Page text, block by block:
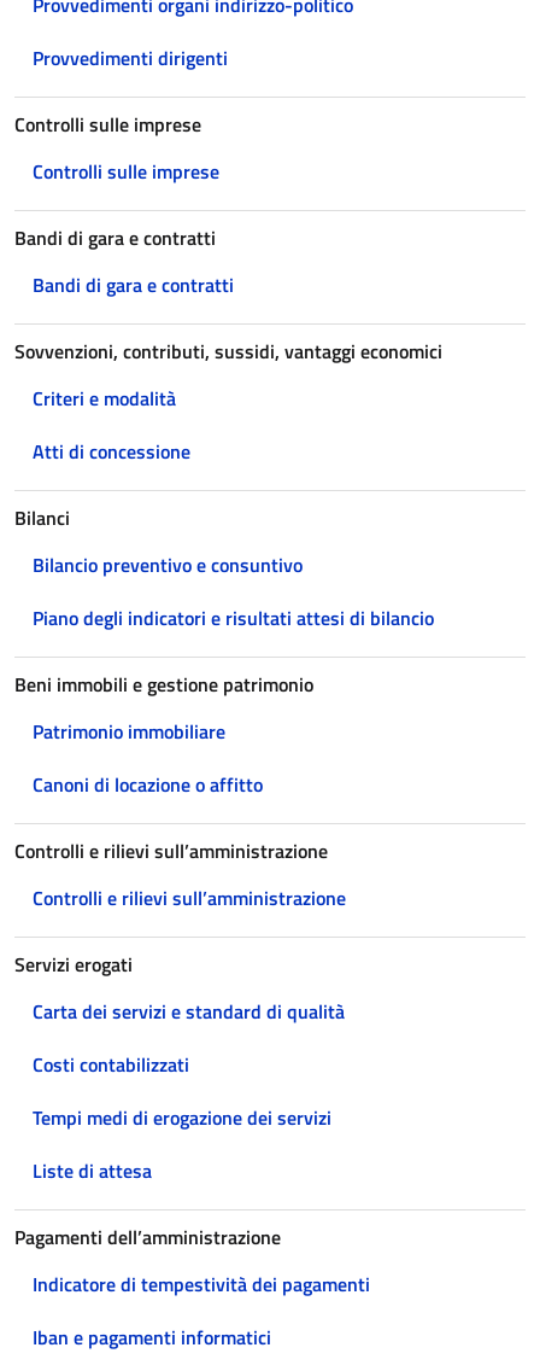
Provvedimenti dirigenti
Controlli sulle imprese
Controlli sulle imprese
Bandi di gara e contratti
Bandi di gara e contratti
Sovvenzioni, contributi, sussidi, vantaggi economici
Criteri e modalità
Atti di concessione
Bilanci
Bilancio preventivo e consuntivo
Piano degli indicatori e risultati attesi di bilancio
Beni immobili e gestione patrimonio
Patrimonio immobiliare
Canoni di locazione o affitto
Controlli e rilievi sull’amministrazione
Controlli e rilievi sull’amministrazione
Servizi erogati
Carta dei servizi e standard di qualità
Costi contabilizzati
Tempi medi di erogazione dei servizi
Liste di attesa
Pagamenti dell’amministrazione
Indicatore di tempestività dei pagamenti
Iban e pagamenti informatici